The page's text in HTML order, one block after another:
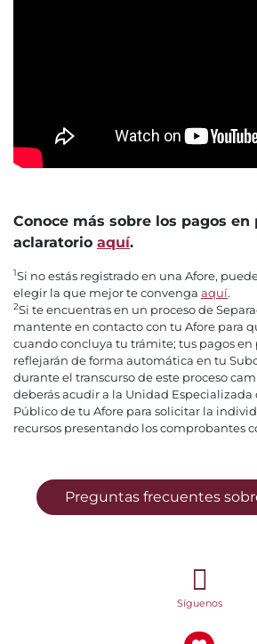
Conoce más sobre los pagos en
aclaratorio aquí.
1Si no estás registrado en una Afore,
elegir la que mejor te convenga aquí.
2Si te encuentras en un proceso de
mantente en contacto con tu Afore para
cuando concluya tu trámite; tus pagos en
reflejarán de forma automática en tu
durante el transcurso de este proceso
deberás acudir a la Unidad Especializada
Público de tu Afore para solicitar la
recursos presentando los comprobantes
Preguntas frecuentes
Síguenos